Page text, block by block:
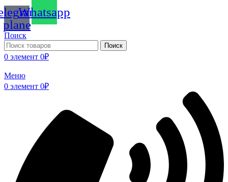
plane
Whatsapp
Поиск
Поиск
0 элемент 0₽
Меню
0 элемент 0₽